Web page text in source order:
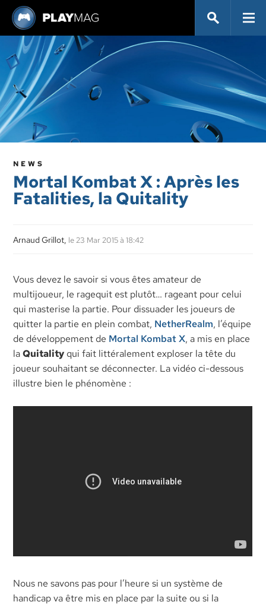
NEWS
Mortal Kombat X : Après les
Fatalities, la Quitality
Arnaud Grillot, le 23 Mar 2015 à 18:42
Vous devez le savoir si vous êtes amateur de
multijoueur, le ragequit est plutôt… rageant pour celui
qui masterise la partie. Pour dissuader les joueurs de
quitter la partie en plein combat, NetherRealm, l’équipe
de développement de Mortal Kombat X, a mis en place
laQuitality qui fait littéralement exploser la tête du
joueur souhaitant se déconnecter. La vidéo ci-dessous
illustre bien le phénomène :
Nous ne savons pas pour l’heure si un système de
handicap va être mis en place par la suite ou si la